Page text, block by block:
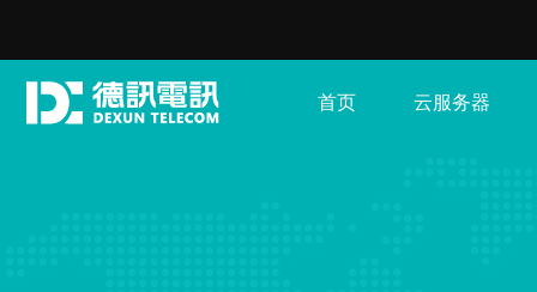
首页 云服务器